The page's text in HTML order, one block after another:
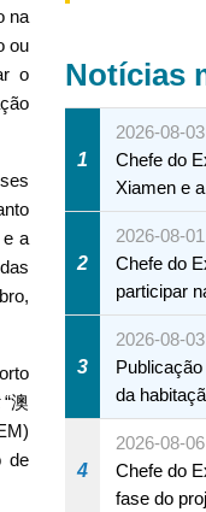
na
ou
o
e a
“澳
de
Notícias
1
2026-08-
Chefe do
Xiamen e
2
2026-08-
Chefe do
participar
Macau
3
2026-08-
da
A12 da
4
2026-08-
Chefe do
fase do